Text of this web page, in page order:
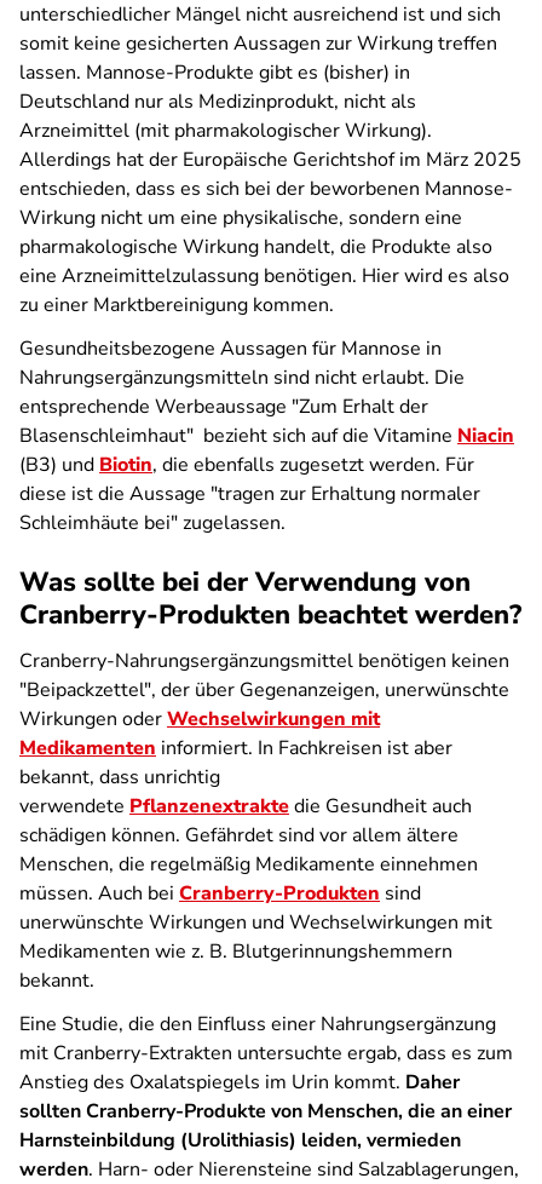
unterschiedlicher Mängel nicht ausreichend ist und sich
somit keine gesicherten Aussagen zur Wirkung treffen
lassen. Mannose-Produkte gibt es (bisher) in
Deutschland nur als Medizinprodukt, nicht als
Arzneimittel (mit pharmakologischer Wirkung).
Allerdings hat der Europäische Gerichtshof im März 2025
entschieden, dass es sich bei der beworbenen Mannose-
Wirkung nicht um eine physikalische, sondern eine
pharmakologische Wirkung handelt, die Produkte also
eine Arzneimittelzulassung benötigen. Hier wird es also
zu einer Marktbereinigung kommen.
Gesundheitsbezogene Aussagen für Mannose in
Nahrungsergänzungsmitteln sind nicht erlaubt. Die
entsprechende Werbeaussage "Zum Erhalt der
Blasenschleimhaut" bezieht sich auf die Vitamine Niacin
(B3) und Biotin, die ebenfalls zugesetzt werden. Für
diese ist die Aussage "tragen zur Erhaltung normaler
Schleimhäute bei" zugelassen.
Was sollte bei der Verwendung von
Cranberry-Produkten beachtet werden?
Cranberry-Nahrungsergänzungsmittel benötigen keinen
"Beipackzettel", der über Gegenanzeigen, unerwünschte
Wirkungen oderWechselwirkungen mit
Medikamenten informiert. In Fachkreisen ist aber
bekannt, dass unrichtig
verwendete Pflanzenextraktedie Gesundheit auch
schädigen können. Gefährdet sind vor allem ältere
Menschen, die regelmäßig Medikamente einnehmen
müssen. Auch bei Cranberry-Produkten sind
unerwünschte Wirkungen und Wechselwirkungen mit
Medikamenten wie z. B. Blutgerinnungshemmern
bekannt.
Eine Studie, die den Einfluss einer Nahrungsergänzung
mit Cranberry-Extrakten untersuchte ergab, dass es zum
Anstieg des Oxalatspiegels im Urin kommt. Daher
sollten Cranberry-Produkte von Menschen, die an einer
Harnsteinbildung (Urolithiasis) leiden, vermieden
werden. Harn- oder Nierensteine sind Salzablagerungen,